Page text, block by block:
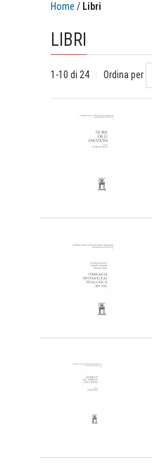
Home / Libri
LIBRI
1-10 di 24 Ordina per